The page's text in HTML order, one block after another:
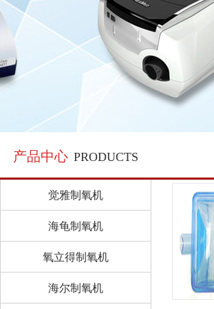
产品中心 PRODUCTS
觉雅制氧机
海龟制氧机
氧立得制氧机
海尔制氧机